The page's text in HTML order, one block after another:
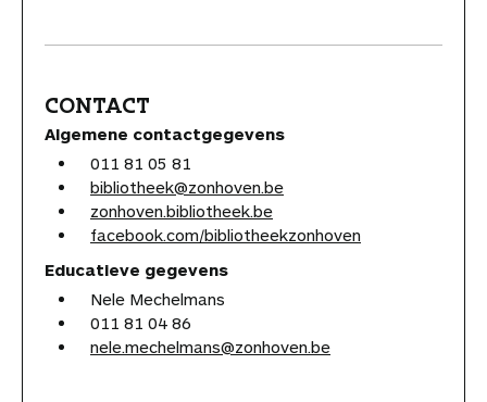
CONTACT
Algemene contactgegevens
011 81 05 81
bibliotheek@zonhoven.be
zonhoven.bibliotheek.be
facebook.com/bibliotheekzonhoven
Educatieve gegevens
Nele Mechelmans
011 81 04 86
nele.mechelmans@zonhoven.be